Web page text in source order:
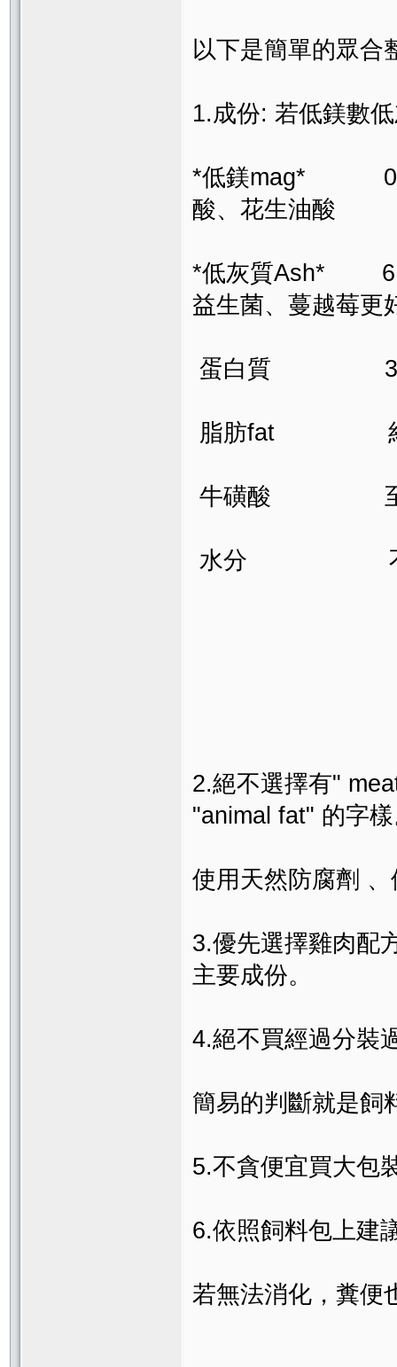
以下是簡單的眾合
1.成份: 若低鎂數
*低鎂
酸、花生油酸
*低灰質
益生菌、蔓越莓更
蛋白質 30%
脂肪fat 約9-
牛磺酸 至少
水分 不超
2.絕不選擇有"
"animal fat" 的字
使用天然防腐劑
3.優先選擇雞肉配
主要成份。
4.絕不買經過分裝
簡易的判斷就是飼
5.不貪便宜買大包
6.依照飼料包上建
若無法消化，糞